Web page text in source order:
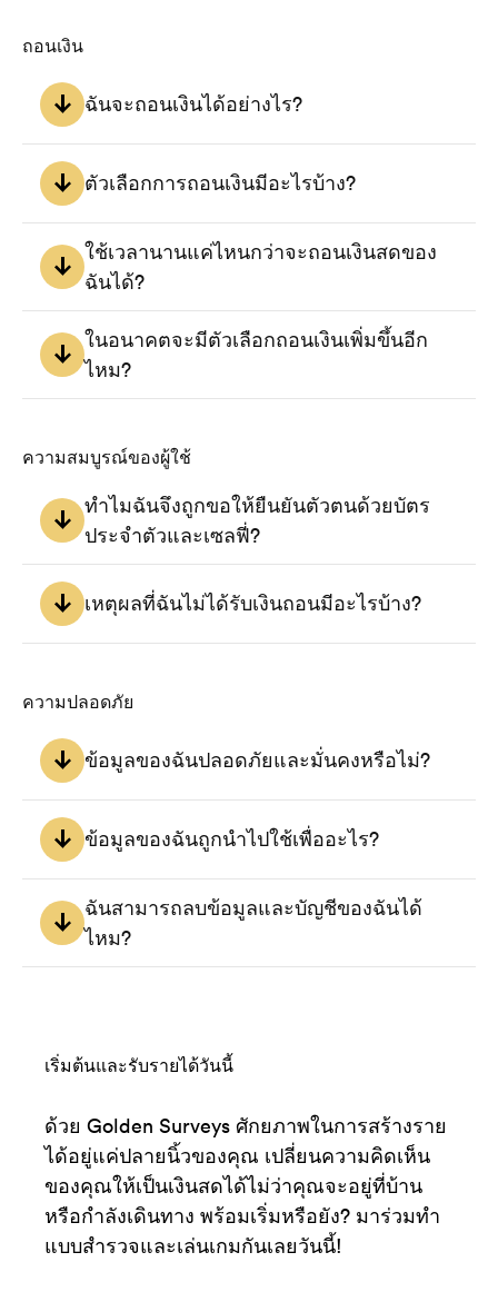
บล็อก
คำถามที่พบบ่อย
ก็ตาม
เราเมื่อเป็นไปได้ และเลือกทำแบบสำรวจสั้นๆ เมื่อคุณเข้าแอป
เราจะเน้นแบบสำรวจที่มีโอกาสทำสำเร็จสูงที่สุด แบบสำรวจที่
เหลือจะมีโอกาสทำสำเร็จน้อยกว่า ดังนั้นจึงควรลองทำแบบ
ทำแบบสำรวจเมื่อคุณมีเวลา Golden Surveys ไม่ได้มีไว้เพื่อ
ทดแทนงานของคุณ แต่มีไว้เพื่อช่วยให้คุณมีเงินพิเศษเพิ่มขึ้นใน
แต่ละเดือน
ถอนเงิน
ฉันจะถอนเงินได้อย่างไร?
PayPal และ/หรือบัตรของขวัญ จากนั้นเพียงเลือกวิธีถอนเงิน
และทำตามคำแนะนำ
ตัวเลือกการถอนเงินมีอะไรบ้าง?
ใช้เวลานานแค่ไหนกว่าจะถอนเงินสดของ
ฉันได้?
เริ่มดำเนินการ
ในอนาคตจะมีตัวเลือกถอนเงินเพิ่มขึ้นอีก
ไหม?
ความสมบูรณ์ของผู้ใช้
ทำไมฉันจึงถูกขอให้ยืนยันตัวตนด้วยบัตร
ประจำตัวและเซลฟี่?
ตัวตนด้วยบัตรประจำตัวพร้อมเซลฟี่ นั่นเป็นเพราะมีการทำ
กิจกรรมที่น่าสงสัยในบัญชีของคุณ หรือมีนักวิจัยของเรา
รายงานแบบสำรวจของคุณรายการใดรายการหนึ่ง
เหตุผลที่ฉันไม่ได้รับเงินถอนมีอะไรบ้าง?
- การใช้ VPN หรือ Proxy
- การตอบคำถามไม่ตรงตามความจริง
- ไม่ผ่านคำถามตรวจสอบคุณภาพระหว่างการใช้งาน Golden
Surveys
เหตุผลคือ เมื่อแบบสำรวจถูกผู้วิจัยปฏิเสธ เราจะไม่ได้รับเงิน
สำหรับนำมาจ่ายให้คุณในฐานะผู้ใช้
ความปลอดภัย
ข้อมูลของฉันปลอดภัยและมั่นคงหรือไม่?
ข้อมูลของฉันถูกนำไปใช้เพื่ออะไร?
เท่านั้น.ฉันสามารถลบข้อมูลและบัญชีของฉันได้
ไหม?
เริ่มต้นและรับรายได้วันนี้
ด้วย Golden Surveys ศักยภาพในการสร้างราย
ได้อยู่แค่ปลายนิ้วของคุณ เปลี่ยนความคิดเห็น
ของคุณให้เป็นเงินสดได้ไม่ว่าคุณจะอยู่ที่บ้าน
หรือกำลังเดินทาง พร้อมเริ่มหรือยัง? มาร่วมทำ
แบบสำรวจและเล่นเกมกันเลยวันนี้!